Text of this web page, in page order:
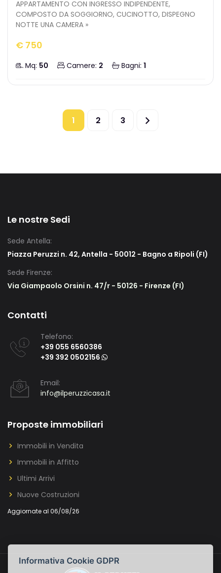
APPARTAMENTO CON INGRESSO INDIPENDENTE,
COMPOSTO DA SOGGIORNO, CUCINOTTO, DISPEGNO
NOTTE UNA CAMERA »
€ 750
Mq: 50 Camere: 2 Bagni: 1
1 2 3
Le nostre Sedi
Sede Antella:
Piazza Peruzzi n. 42, Antella - 50012 - Bagno a Ripoli (FI)
Sede Firenze:
Via Giampaolo Orsini n. 47/r - 50126 - Firenze (FI)
Contatti
Telefono:
+39 055 6560386
+39 392 0502156
Email:
info@ilperuzzicasa.it
Proposte immobiliari
Immobili in Vendita
Immobili in Affitto
Ultimi Arrivi
Nuove Costruzioni
Aggiornate al 06/08/26
Informativa Cookie GDPR